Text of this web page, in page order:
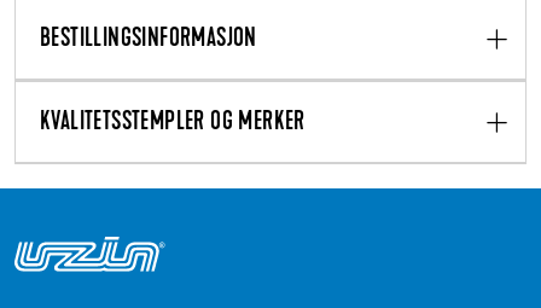
BESTILLINGSINFORMASJON
KVALITETSSTEMPLER OG MERKER